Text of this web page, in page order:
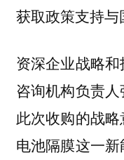
获取政策支持与
资深企业战略
咨询机构负责
此次收购的战
电池隔膜这一